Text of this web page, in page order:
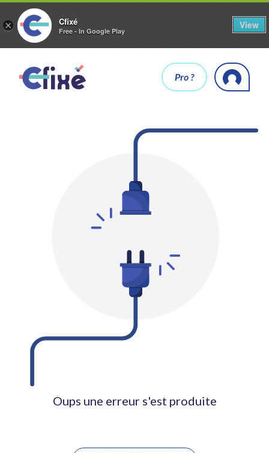
× Cfixé
Free - In Google Play
View
Pro ?
Oups une erreur s'est produite